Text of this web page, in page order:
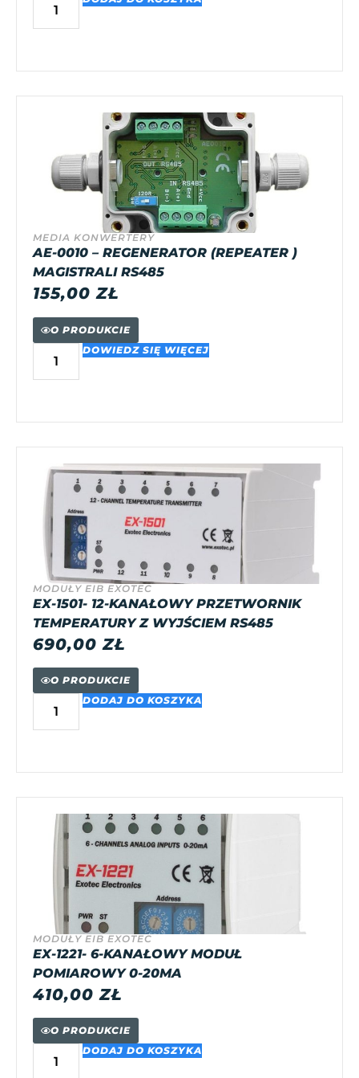
MEDIA KONWERTERY
AE-0010 – REGENERATOR (REPEATER )
MAGISTRALI RS485
155,00ZŁ
O PRODUKCIE
DOWIEDZ SIĘ WIĘCEJ
MODUŁY EIB EXOTEC
EX-1501- 12-KANAŁOWY PRZETWORNIK
TEMPERATURY Z WYJŚCIEM RS485
690,00ZŁ
O PRODUKCIE
DODAJ DO KOSZYKA
MODUŁY EIB EXOTEC
EX-1221- 6-KANAŁOWY MODUŁ
POMIAROWY 0-20MA
410,00ZŁ
O PRODUKCIE
DODAJ DO KOSZYKA